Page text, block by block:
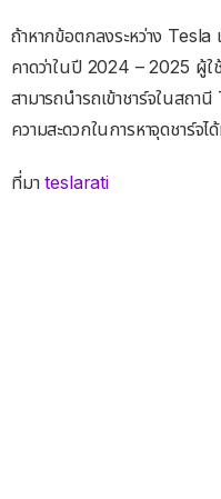
ถ้าหากข้อตกลงระหว่าง Tesla
คาดว่าในปี 2024 – 2025 ผู้
สามารถนำรถเข้าชาร์จในสถ
ความสะดวกในการหาจุดชาร์จไ
ที่มาteslarati